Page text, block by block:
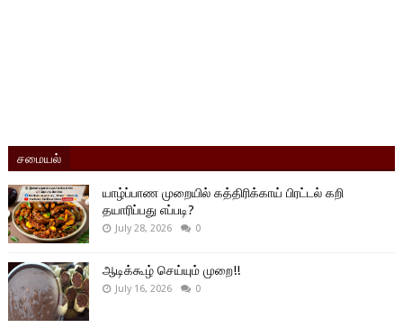
சமையல்
யாழ்ப்பாண முறையில் கத்திரிக்காய் பிரட்டல் கறி
தயாரிப்பது எப்படி?
July 28, 2026 0
ஆடிக்கூழ் செய்யும் முறை!!
July 16, 2026 0